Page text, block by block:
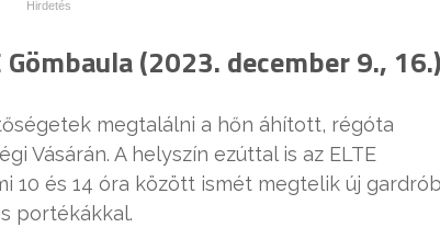
(2023. december 9., 16.)
megtalálni a hőn áhított, régóta
Vásárán. A helyszín ezúttal is az ELTE
10 és 14 óra között ismét megtelik új
portékákkal.